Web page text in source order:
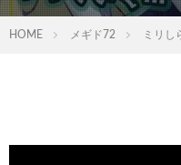
HOME メギド72 ミリし